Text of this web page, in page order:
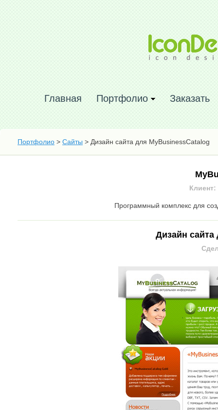
Главная Портфолио Заказать
Портфолио > Сайты > Дизайн сайта для MyBusinessCatalog
Программный комплекс для
Дизайн